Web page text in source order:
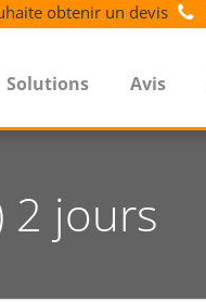
obtenir un devis
Solutions Avis
2 jours